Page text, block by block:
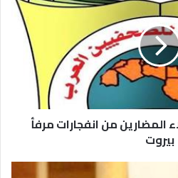
المضارين من انفجارات مرفأ
بيروت